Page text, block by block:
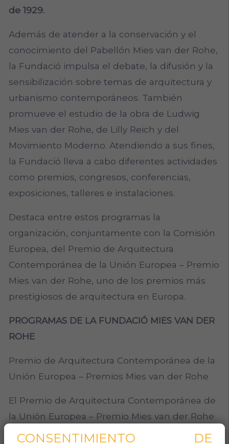
de 1929.
Además de atender a la conservación y el
conocimiento del Pabellón Mies van der Rohe,
la Fundació impulsa el debate, la difusión y la
sensibilización sobre temas de arquitectura y
urbanismo contemporáneos. También
promueve el estudio de la obra de Ludwig
Mies van der Rohe, de Lilly Reich y del
Movimiento Moderno. Atendiendo a sus fines,
la Fundació lleva a cabo diferentes actividades
como premios, congresos, conferencias,
exposiciones, talleres e instalaciones.
Destaca entre estos programas la
organización, conjuntamente con la Comisión
Europea, del Premio de Arquitectura
Contemporánea de la Unión Europea – Premio
Mies van der Rohe, uno de los premios más
prestigiosos de arquitectura en Europa.
PROGRAMAS DE LA FUNDACIÓ MIES VAN DER
ROHE
Premio de Arquitectura Contemporánea de la
Unión Europea – Premios Mies van der Rohe
El Premio de Arquitectura Contemporánea de
la Unión Europea – Premio Mies van der Rohe
tiene un carácter bienal y tiene el propósito
CONSENTIMIENTO DE